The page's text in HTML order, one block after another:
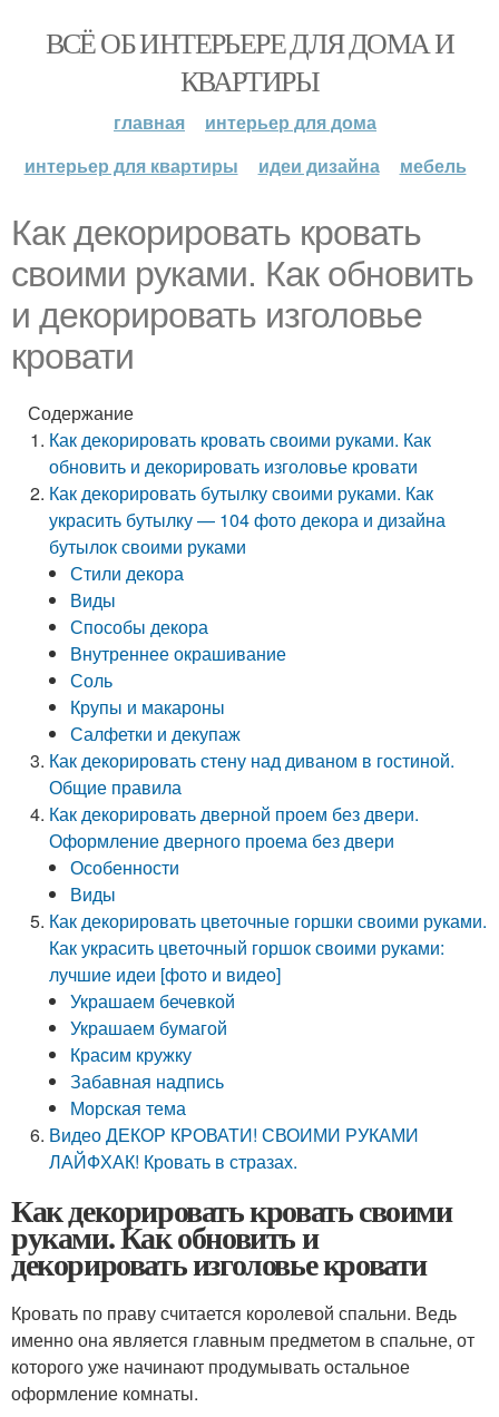
ВСЁ ОБ ИНТЕРЬЕРЕ ДЛЯ ДОМА И
КВАРТИРЫ
главная
интерьер для дома
интерьер для квартиры
идеи дизайна мебель
Как декорировать кровать
своими руками. Как обновить
и декорировать изголовье
кровати
Содержание
Как декорировать кровать своими руками. Как
обновить и декорировать изголовье кровати
Как декорировать бутылку своими руками. Как
украсить бутылку — 104 фото декора и дизайна
бутылок своими руками
Стили декора
Виды
Способы декора
Внутреннее окрашивание
Соль
Крупы и макароны
Салфетки и декупаж
Как декорировать стену над диваном в гостиной.
Общие правила
Как декорировать дверной проем без двери.
Оформление дверного проема без двери
Особенности
Виды
Как декорировать цветочные горшки своими руками.
Как украсить цветочный горшок своими руками:
лучшие идеи [фото и видео]
Украшаем бечевкой
Украшаем бумагой
Красим кружку
Забавная надпись
Морская тема
Видео ДЕКОР КРОВАТИ! СВОИМИ РУКАМИ
ЛАЙФХАК! Кровать в стразах.
Как декорировать кровать своими
руками. Как обновить и
декорировать изголовье кровати
Кровать по праву считается королевой спальни. Ведь
именно она является главным предметом в спальне, от
которого уже начинают продумывать остальное
оформление комнаты.